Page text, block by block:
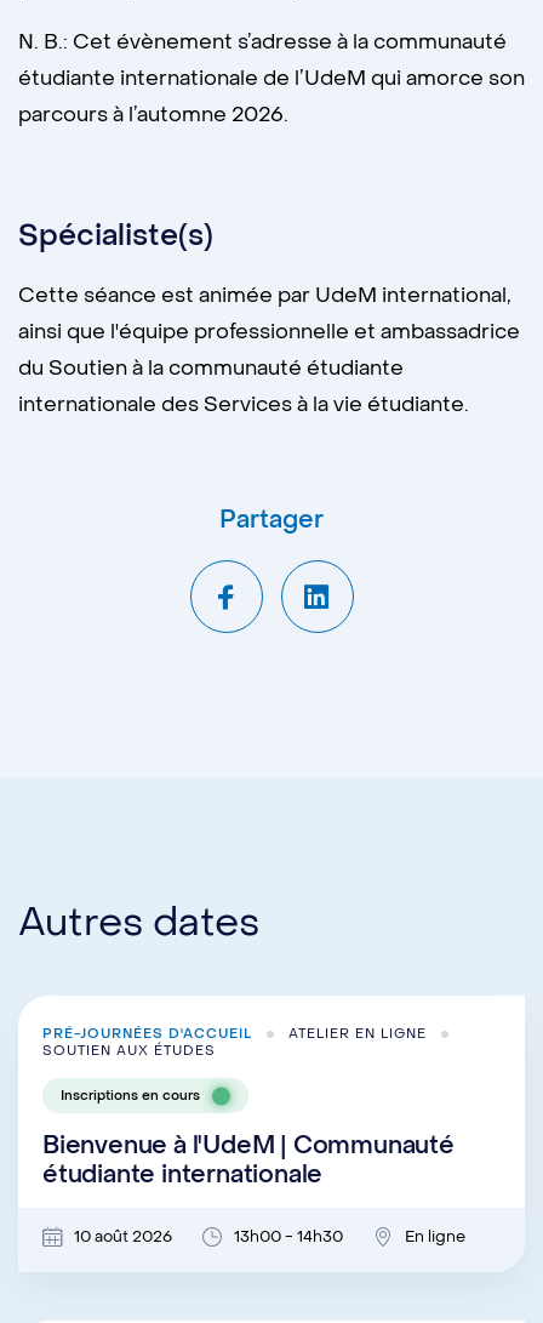
N. B.: Cet évènement s’adresse à la communauté
étudiante internationale de l’UdeM qui amorce son
parcours à l’automne 2026.
Spécialiste(s)
Cette séance est animée par UdeM international,
ainsi que l'équipe professionnelle et ambassadrice
du Soutien à la communauté étudiante
internationale des Services à la vie étudiante.
Partager
Autres dates
PRÉ-JOURNÉES D'ACCUEIL
ATELIER EN LIGNE
SOUTIEN AUX ÉTUDES
Inscriptions en cours
Bienvenue à l'UdeM | Communauté
étudiante internationale
10 août 2026 13h00 - 14h30 En ligne